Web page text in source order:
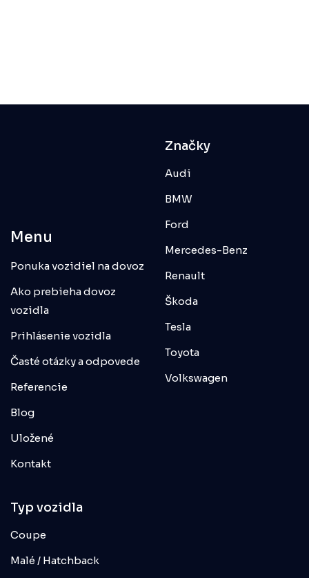
Menu
Ponuka vozidiel na dovoz
Ako prebieha dovoz
vozidla
Prihlásenie vozidla
Časté otázky a odpovede
Referencie
Blog
Uložené
Kontakt
Značky
Audi
BMW
Ford
Mercedes-Benz
Renault
Škoda
Tesla
Toyota
Volkswagen
Typ vozidla
Coupe
Malé / Hatchback